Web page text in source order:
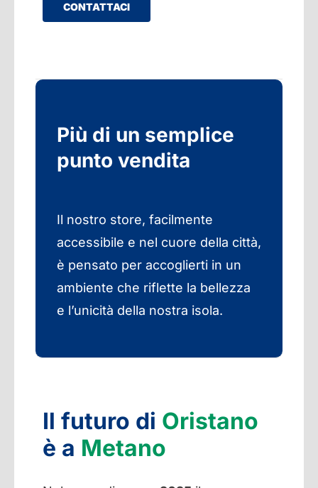
CONTATTACI
Più di un semplice
punto vendita
Il nostro store, facilmente
accessibile e nel cuore della città,
è pensato per accoglierti in un
ambiente che riflette la bellezza
e l’unicità della nostra isola.
Il futuro di Oristano
è a Metano